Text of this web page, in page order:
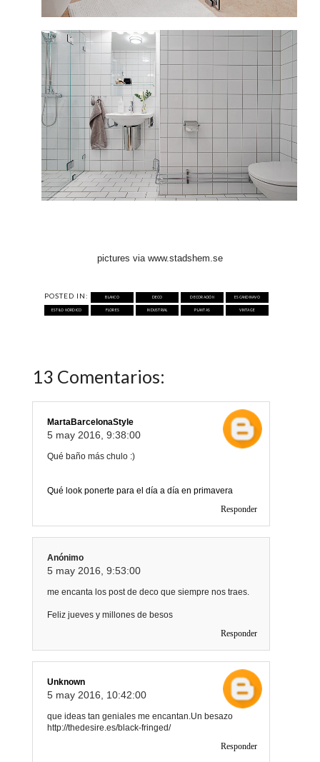
pictures via www.stadshem.se
POSTED IN: BLANCO DECO DECORACIÓN ESCANDINAVO
ESTILO NÓRDICO FLORES INDUSTRIAL PLANTAS VINTAGE
13 Comentarios:
MartaBarcelonaStyle
5 may 2016, 9:38:00
Qué baño más chulo :)
Qué look ponerte para el día a día en primavera
Responder
Anónimo
5 may 2016, 9:53:00
me encanta los post de deco que siempre nos traes.
Feliz jueves y millones de besos
Responder
Unknown
5 may 2016, 10:42:00
que ideas tan geniales me encantan.Un besazo
http://thedesire.es/black-fringed/
Responder